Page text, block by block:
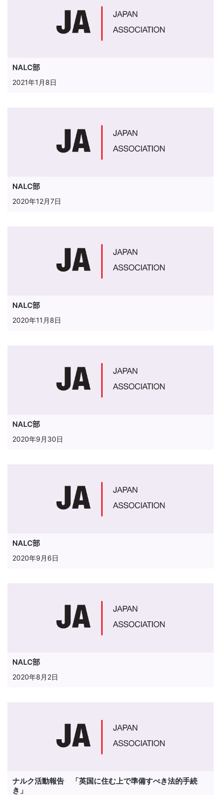
NALC部
2021年1月8日
NALC部
2020年12月7日
NALC部
2020年11月8日
NALC部
2020年9月30日
NALC部
2020年9月6日
NALC部
2020年8月2日
ナルク活動報告 「英国に住む上で準備すべき法的手続
き」